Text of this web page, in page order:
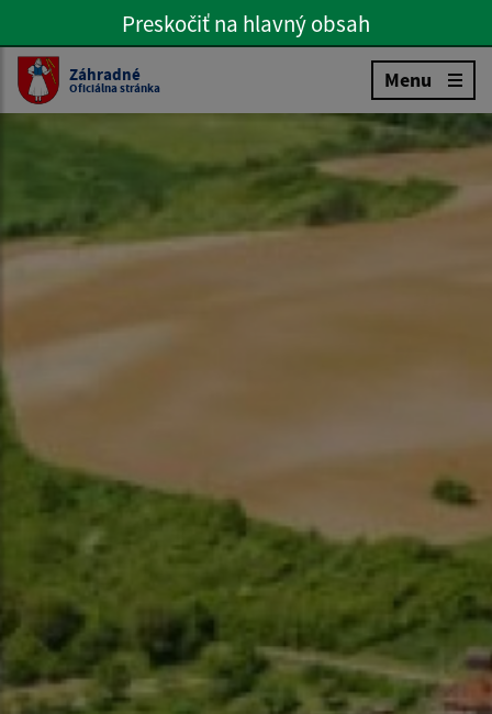
Preskočiť na hlavné menu
Preskočiť na hlavný obsah
Slovenčina
Záhradné
Oficiálna stránka Menu